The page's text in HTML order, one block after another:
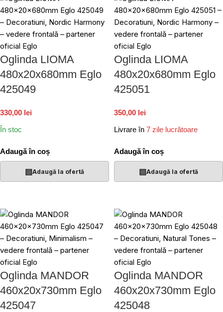
Oglinda LIOMA
480x20x680mm Eglo
425049
330,00 lei
În stoc
Adaugă în coș
▤Adaugă la ofertă
Oglinda LIOMA
480x20x680mm Eglo
425051
350,00 lei
Livrare în 7 zile lucrătoare
Adaugă în coș
▤Adaugă la ofertă
Oglinda MANDOR
460x20x730mm Eglo
425047
Oglinda MANDOR
460x20x730mm Eglo
425048